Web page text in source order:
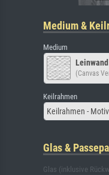
Medium &
Medium
(Canvas
Keilrahmen
Keilrahmen -
Glas &
Glas (inklusive